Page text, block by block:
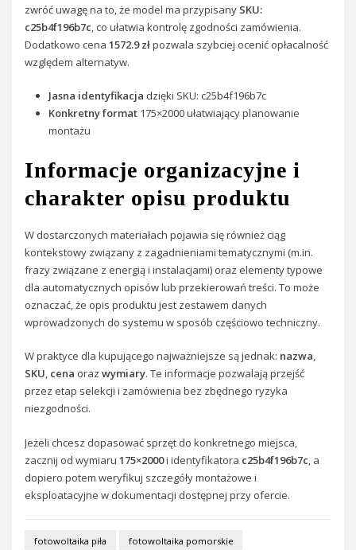
zwróć uwagę na to, że model ma przypisany SKU:
c25b4f196b7c, co ułatwia kontrolę zgodności zamówienia.
Dodatkowo cena1572.9 złpozwala szybciej ocenić opłacalność
względem alternatyw.
Jasna identyfikacja dzięki SKU: c25b4f196b7c
Konkretny format175×2000 ułatwiający planowanie
montażu
Informacje organizacyjne i
charakter opisu produktu
W dostarczonych materiałach pojawia się również ciąg
kontekstowy związany z zagadnieniami tematycznymi (m.in.
frazy związane z energią i instalacjami) oraz elementy typowe
dla automatycznych opisów lub przekierowań treści. To może
oznaczać, że opis produktu jest zestawem danych
wprowadzonych do systemu w sposób częściowo techniczny.
W praktyce dla kupującego najważniejsze są jednak: nazwa,
SKU, cena orazwymiary. Te informacje pozwalają przejść
przez etap selekcji i zamówienia bez zbędnego ryzyka
niezgodności.
Jeżeli chcesz dopasować sprzęt do konkretnego miejsca,
zacznij od wymiaru175×2000i identyfikatora c25b4f196b7c , a
dopiero potem weryfikuj szczegóły montażowe i
eksploatacyjne w dokumentacji dostępnej przy ofercie.
fotowoltaika piła fotowoltaika pomorskie